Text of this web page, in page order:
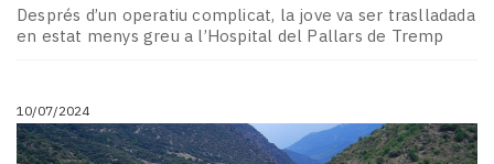
Després d’un operatiu complicat, la jove va ser traslladada
en estat menys greu a l’Hospital del Pallars de Tremp
10/07/2024